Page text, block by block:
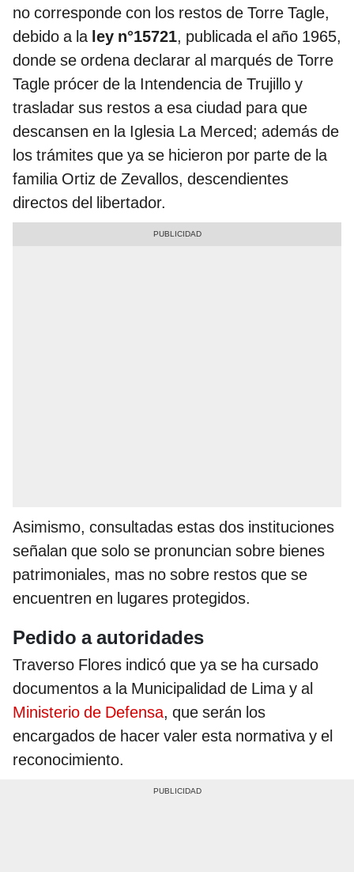
no corresponde con los restos de Torre Tagle,
debido a la ley n°15721, publicada el año 1965,
donde se ordena declarar al marqués de Torre
Tagle prócer de la Intendencia de Trujillo y
trasladar sus restos a esa ciudad para que
descansen en la Iglesia La Merced; además de
los trámites que ya se hicieron por parte de la
familia Ortiz de Zevallos, descendientes
directos del libertador.
Asimismo, consultadas estas dos instituciones
señalan que solo se pronuncian sobre bienes
patrimoniales, mas no sobre restos que se
encuentren en lugares protegidos.
Pedido a autoridades
Traverso Flores indicó que ya se ha cursado
documentos a la Municipalidad de Lima y al
Ministerio de Defensa, que serán los
encargados de hacer valer esta normativa y el
reconocimiento.